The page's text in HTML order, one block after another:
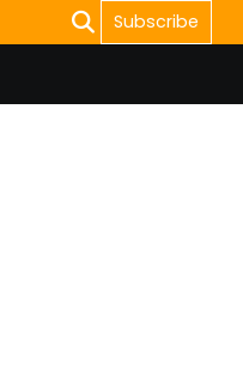
Subscribe